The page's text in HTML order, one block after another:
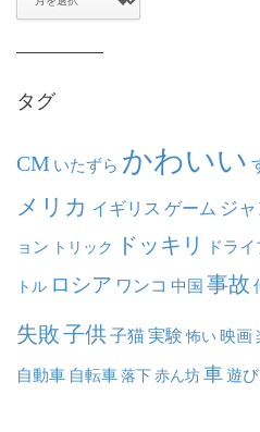
タグ
CM いたずら かわいい
メリカ イギリス ゲーム ジ
ョン トリック ドッキリ ドラ
トル ロシア ワンコ 中国 事故
失敗子供子猫実験 怖い映画
自動車 自転車落下赤ん坊車遊び